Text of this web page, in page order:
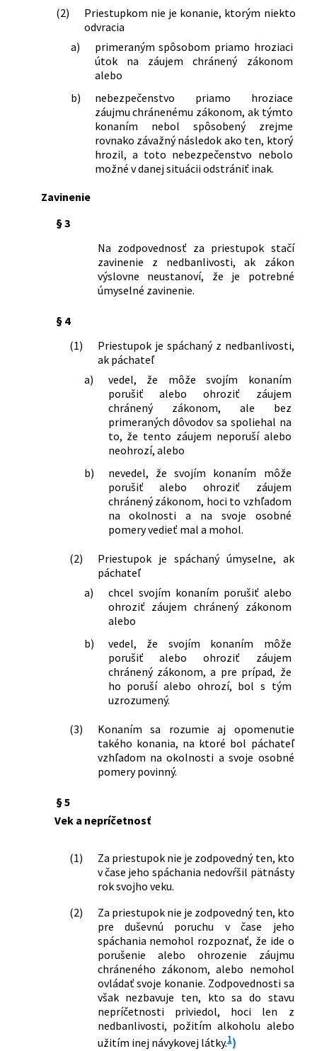
ďalších zákonov
250/1994 Z. z.
Zákon Národnej rady Slovenskej
republiky, ktorým sa mení a dopĺňa
zákon Slovenskej národnej rady č.
372/1990 Zb. o priestupkoch v znení
neskorších predpisov a zákon
Slovenskej národnej rady č. 564/1991
Zb. o obecnej polícii
202/1995 Z. z.
Zákon Národnej rady Slovenskej
republiky Devízový zákon a zákon,
ktorým sa mení a dopĺňa zákon
207/1995 Z. z.
republiky o civilnej službe a o zmene a
doplnení zákona Slovenskej národnej
rady č. 347/1990 Zb. o organizácii
ministerstiev a ostatných ústredných
zákona Slovenskej národnej rady č.
83/1991 Zb. o pôsobnosti orgánov
Slovenskej republiky pri zabezpečovaní
politiky zamestnanosti v znení
neskorších predpisov a zákona
Slovenskej národnej rady č. 372/1990
Zb. o priestupkoch v znení neskorších
predpisov
265/1995 Z. z.
Zákon Národnej rady Slovenskej
republiky, ktorým sa mení a dopĺňa
zákon Slovenskej národnej rady č.
100/1977 Zb. o hospodárení v lesoch a
štátnej správe lesného hospodárstva v
285/1995 Z. z.
Zákon Národnej rady Slovenskej
republiky o rastlinolekárskej
starostlivosti
Zákon Národnej rady Slovenskej
republiky o cestnej doprave
143/1998 Z. z.
Zákon o civilnom letectve (letecký
zákon) a o zmene a doplnení
niektorých zákonov
Nález Ústavného súdu Slovenskej
republiky z 15. októbra 1998 vo veci
ods. 1 zákona Slovenskej národnej rady
č. 372/1990 Zb. o priestupkoch s
Ústavou Slovenskej republiky a s
Dohovorom o ochrane ľudských práv a
298/1999 Z. z.
Zákon o správe štátnych hraníc
štátnej geologickej správe (geologický
zákon)
195/2000 Z. z.
Zákon o telekomunikáciách
informáciám a o zmene a doplnení
niektorých zákonov (zákon o slobode
informácií)
367/2000 Z. z.
Zákon o ochrane pred legalizáciou
príjmov z trestnej činnosti a o zmene a
doplnení niektorých zákonov
122/2001 Z. z.
Zákon, ktorým sa mení a dopĺňa zákon
č. 372/1990 Zb. o priestupkoch v znení
neskorších predpisov
(2)
Priestupkom nie je konanie, ktorým niekto
odvracia
a)
primeraným spôsobom priamo hroziaci
útok na záujem chránený zákonom
alebo
b)
nebezpečenstvo priamo hroziace
záujmu chránenému zákonom, ak týmto
konaním nebol spôsobený zrejme
rovnako závažný následok ako ten, ktorý
hrozil, a toto nebezpečenstvo nebolo
možné v danej situácii odstrániť inak.
Zavinenie
§ 3
Na zodpovednosť za priestupok stačí
zavinenie z nedbanlivosti, ak zákon
výslovne neustanoví, že je potrebné
úmyselné zavinenie.
§ 4
(1)
Priestupok je spáchaný z nedbanlivosti,
ak páchateľ
a)
vedel, že môže svojím konaním
porušiť alebo ohroziť záujem
chránený zákonom, ale bez
primeraných dôvodov sa spoliehal na
to, že tento záujem neporuší alebo
neohrozí, alebo
b)
nevedel, že svojím konaním môže
porušiť alebo ohroziť záujem
chránený zákonom, hoci to vzhľadom
na okolnosti a na svoje osobné
pomery vedieť mal a mohol.
(2)
Priestupok je spáchaný úmyselne, ak
páchateľ
a)
chcel svojím konaním porušiť alebo
ohroziť záujem chránený zákonom
alebo
b)
vedel, že svojím konaním môže
porušiť alebo ohroziť záujem
chránený zákonom, a pre prípad, že
ho poruší alebo ohrozí, bol s tým
uzrozumený.
(3)
Konaním sa rozumie aj opomenutie
takého konania, na ktoré bol páchateľ
vzhľadom na okolnosti a svoje osobné
pomery povinný.
§ 5
Vek a nepríčetnosť
(1)
Za priestupok nie je zodpovedný ten, kto
v čase jeho spáchania nedovŕšil pätnásty
rok svojho veku.
(2)
Za priestupok nie je zodpovedný ten, kto
pre duševnú poruchu v čase jeho
spáchania nemohol rozpoznať, že ide o
porušenie alebo ohrozenie záujmu
chráneného zákonom, alebo nemohol
ovládať svoje konanie. Zodpovednosti sa
však nezbavuje ten, kto sa do stavu
nepríčetnosti priviedol, hoci len z
nedbanlivosti, požitím alkoholu alebo
užitím inej návykovej látky.1)